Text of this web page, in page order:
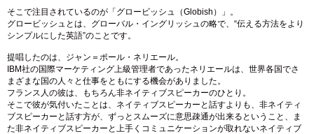
そこで注目されているのが「グロービッシュ（Globish）」。
グロービッシュとは、グローバル・イングリッシュの略で、“伝える方法をより
シンプルにした英語”のことです。
提唱したのは、ジャン＝ポール・ネリエール。
IBM社の国際マーケティング上級管理者であったネリエールは、世界各国でさ
まざまな国の人々と仕事をともにする機会がありました。
フランス人の彼は、もちろん非ネイティブスピーカーのひとり。
そこで彼が気付いたことは、ネイティブスピーカーと話すよりも、非ネイティ
ブスピーカーと話す方が、ずっとスムーズに意思疎通が出来るということ、ま
た非ネイティブスピーカーと上手くコミュニケーションが取れないネイティブ